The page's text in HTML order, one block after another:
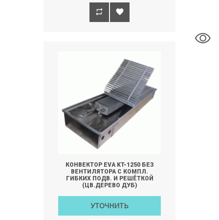
КОНВЕКТОР EVA KT-1250 БЕЗ
ВЕНТИЛЯТОРА С КОМПЛ.
ГИБКИХ ПОДВ. И РЕШЁТКОЙ
(ЦВ.ДЕРЕВО ДУБ)
УТОЧНИТЬ